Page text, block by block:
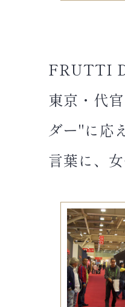
FRUTTI
東京・代
ダー"に応
言葉に、